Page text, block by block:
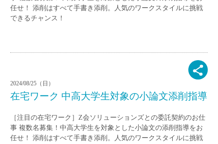
任せ！ 添削はすべて手書き添削。人気のワークスタイルに挑戦
できるチャンス！
2024/08/25（日）
在宅ワーク 中高大学生対象の小論文添削指導
［注目の在宅ワーク］Z会ソリューションズとの委託契約のお仕
事 複数名募集！中高大学生を対象とした小論文の添削指導をお
任せ！ 添削はすべて手書き添削。人気のワークスタイルに挑戦